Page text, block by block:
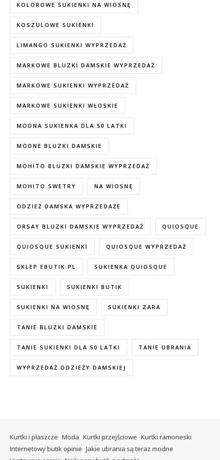
KOLOROWE SUKIENKI NA WIOSNĘ
KOSZULOWE SUKIENKI
LIMANGO SUKIENKI WYPRZEDAŻ
MARKOWE BLUZKI DAMSKIE WYPRZEDAŻ
MARKOWE SUKIENKI WYPRZEDAŻ
MARKOWE SUKIENKI WŁOSKIE
MODNA SUKIENKA DLA 50 LATKI
MODNE BLUZKI DAMSKIE
MOHITO BLUZKI DAMSKIE WYPRZEDAŻ
MOHITO SWETRY NA WIOSNĘ
ODZIEŻ DAMSKA WYPRZEDAŻE
ORSAY BLUZKI DAMSKIE WYPRZEDAŻ QUIOSQUE
QUIOSQUE SUKIENKI QUIOSQUE WYPRZEDAŻ
SKLEP EBUTIK.PL SUKIENKA QUIOSQUE
SUKIENKI SUKIENKI BUTIK
SUKIENKI NA WIOSNĘ SUKIENKI ZARA
TANIE BLUZKI DAMSKIE
TANIE SUKIENKI DLA 50 LATKI TANIE UBRANIA
WYPRZEDAŻ ODZIEŻY DAMSKIEJ
Kurtki i płaszcze Moda Kurtki przejściowe Kurtki ramoneski
Internetowy butik opinie Jakie ubrania są teraz modne